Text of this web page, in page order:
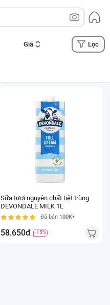
Giá Lọc
Sữa tươi nguyên chất tiệt trùng
DEVONDALE MILK 1L
Đã bán 100K+
58.650đ -15%